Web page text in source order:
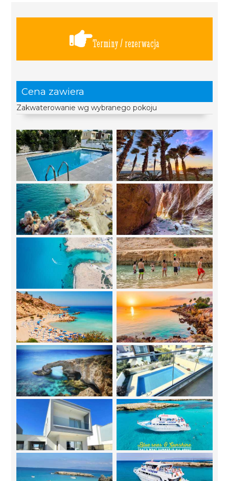
Terminy / rezerwacja
Cena zawiera
Zakwaterowanie wg wybranego pokoju